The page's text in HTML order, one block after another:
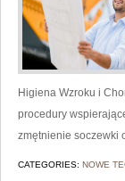
Higiena Wzroku i
procedury
zmętnienie soczewki
CATEGORIES: NOWE